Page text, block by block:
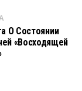
О Состоянии
«восходящей